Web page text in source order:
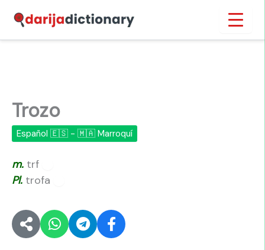
contenido
Trozo
Español 🇪🇸 - 🇲🇦 Marroquí
m. trf
Pl. trofa